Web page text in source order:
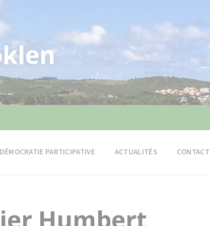
DÉMOCRATIE PARTICIPATIVE ACTUALITÉS CONTACT